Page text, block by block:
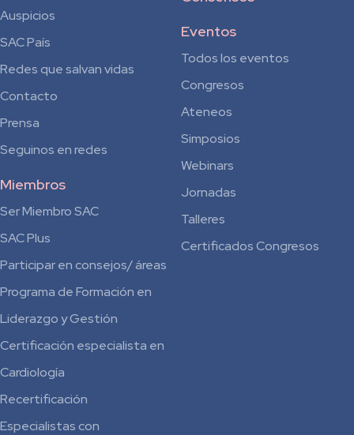
Auspicios
SAC País
Redes que salvan vidas
Contacto
Prensa
Seguinos en redes
Miembros
Ser Miembro SAC
SAC Plus
Participar en consejos/ áreas
Programa de Formación en
Liderazgo y Gestión
Certificación especialista en
Cardiología
Recertificación
Especialistas con
Eventos
Todos los eventos
Congresos
Ateneos
Simposios
Webinars
Jornadas
Talleres
Certificados Congresos